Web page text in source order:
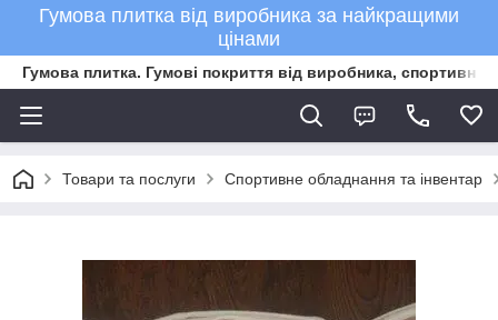
Гумова плитка від виробника за найкращими
цінами
Гумова плитка. Гумові покриття від виробника, спортивне
Товари та послуги Спортивне обладнання та інвентар